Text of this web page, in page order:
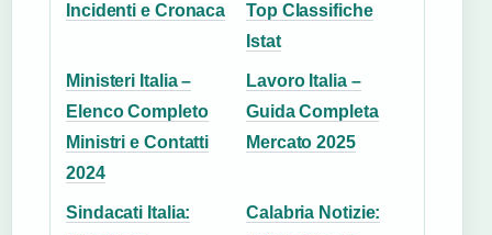
Incidenti e Cronaca
Top Classifiche
Istat
Ministeri Italia –
Elenco Completo
Ministri e Contatti
2024
Lavoro Italia –
Guida Completa
Mercato 2025
Sindacati Italia:
Calabria Notizie: